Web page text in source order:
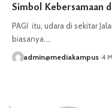
Simbol Kebersamaan
PAGI itu, udara di sekitar
biasanya.…
admin@mediakampus 4